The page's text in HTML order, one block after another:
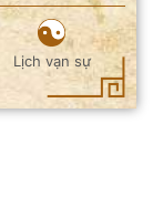
Lịch vạn sự